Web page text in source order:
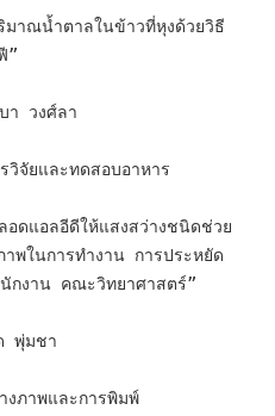
มาณน้ำตาลในข้าวที่หุงด้วยวิธี
”
า วงศ์ลา
จัยและทดสอบอาหาร
อดแอลอีดีให้แสงสว่างชนิดช่วย
าพในการทำงาน การประหยัด
กงาน คณะวิทยาศาสตร์”
พุ่มชา
ภาพและการพิมพ์